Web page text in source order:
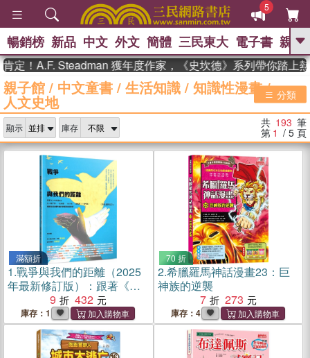
5
GO
熱搜： 東野圭吾 、 高希均教授回憶錄
、 、 、 如果歷
史是一群喵 、 暑期推薦 、 國際布克
台灣的李
登輝時代 、 數學女孩：黎曼猜想 、
偉大的迷走神經
暢銷榜 新品 中文 外文 簡體 三民東大 電子書 親子
Steadman 獲年度作家，《史坎德》系列帶你踏上熱血奇
親子館 / 中文童書 / 生活知識 / 知識性漫畫/
人文史地 分類
顯示 庫存 共 193 筆
第 1 / 5 頁
滿額折
1.戰爭與我們的距離（2025
年最新修訂版）：跟著《少
年報導者》從一顆子彈、一
隻病毒、一枚火箭、一張紙
鈔、一場考試，揭開全球5種
熱戰的新聞實境與影響
9 432
庫存：1
70 折
2.希臘羅馬神話漫畫23：巨
神族的逆襲
7
273
庫存：4